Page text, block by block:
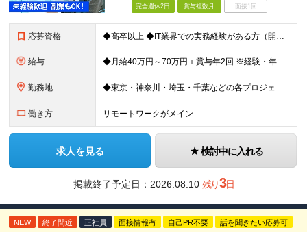
完全週休2日 賞与複数月 面接1回
応募資格 ◆高卒以上 ◆IT業界での実務経験がある方（開発・インフラ・サポート等、職種不問） ★マネジメント・PMOの経験は一切問いません！ ～こんな方は向いています～ ・2〜3人の小規模なチームで、リーダー
給与 ◆月給40万円～70万円＋賞与年2回 ※経験・年齢・能力を考慮の上、当社規定により優遇いたします ※試用期間1ヶ月あり、待遇等に差異なし ※残業代別途全額支給 ＜平均年収600万円＞ 年収420万円
勤務地 ◆東京・神奈川・埼玉・千葉などの各プロジェクト先 ※希望勤務地を考慮します。 ※お客様先の9割は、東京23区内です。 ※転居を伴う転勤はありません。 ※客先常駐の場合はクライアントのルールに準じます。
働き方 リモートワークがメイン
求人を見る 検討中に入れる
掲載終了予定日： 2026.08.10 残り3日
NEW 終了間近 正社員 面接情報有 自己PR不要 話を聞きたい応募可